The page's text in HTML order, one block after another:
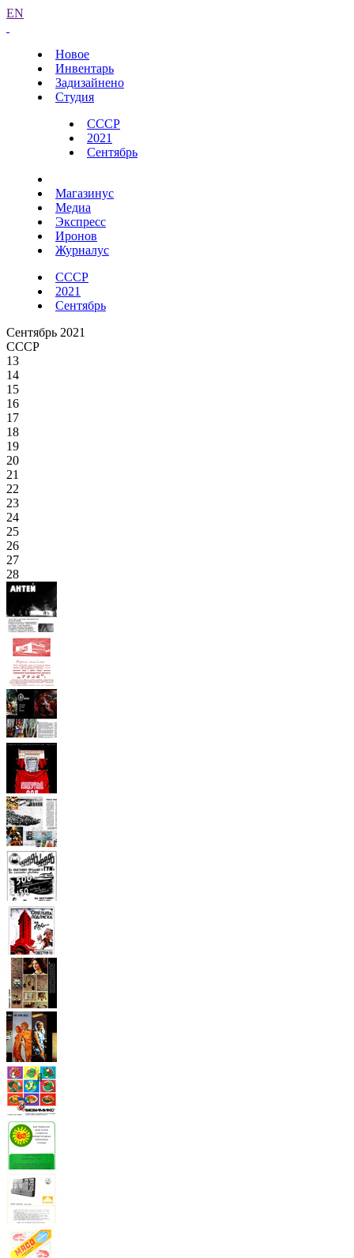
EN
Новое
Инвентарь
Задизайнено
Студия
СССР
2021
Сентябрь
Магазинус
Медиа
Экспресс
Иронов
Журналус
СССР
2021
Сентябрь
Сентябрь 2021
СССР
13
14
15
16
17
18
19
20
21
22
23
24
25
26
27
28